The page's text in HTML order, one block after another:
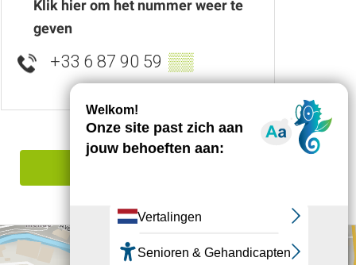
Klik hier om het nummer weer te
geven
+33 6 87 90 59 ▒▒